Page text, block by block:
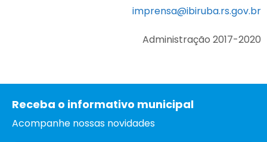
imprensa@ibiruba.rs.gov.br
Administração 2017-2020
Receba o informativo municipal
Acompanhe nossas novidades